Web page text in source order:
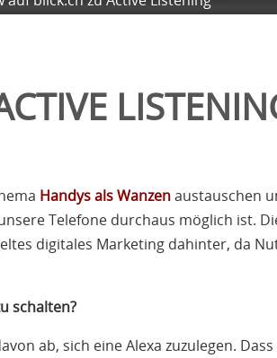
Handys als Wanzenaustauschen
Telefone durchaus möglich ist.
digitales Marketing dahinter, da
schalten?
ab, sich eine Alexa zuzulegen.